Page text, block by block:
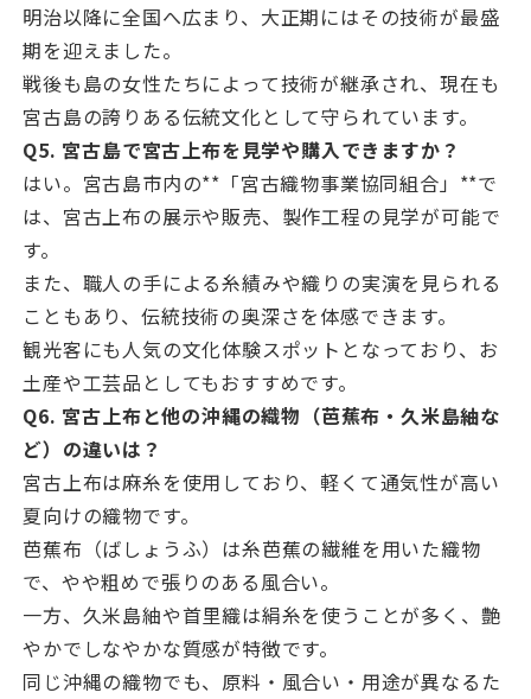
明治以降に全国へ広まり、大正期にはその技術が最盛
期を迎えました。
戦後も島の女性たちによって技術が継承され、現在も
宮古島の誇りある伝統文化として守られています。
Q5. 宮古島で宮古上布を見学や購入できますか？
はい。宮古島市内の**「宮古織物事業協同組合」**で
は、宮古上布の展示や販売、製作工程の見学が可能で
す。
また、職人の手による糸績みや織りの実演を見られる
こともあり、伝統技術の奥深さを体感できます。
観光客にも人気の文化体験スポットとなっており、お
土産や工芸品としてもおすすめです。
Q6. 宮古上布と他の沖縄の織物（芭蕉布・久米島紬な
ど）の違いは？
宮古上布は麻糸を使用しており、軽くて通気性が高い
夏向けの織物です。
芭蕉布（ばしょうふ）は糸芭蕉の繊維を用いた織物
で、やや粗めで張りのある風合い。
一方、久米島紬や首里織は絹糸を使うことが多く、艶
やかでしなやかな質感が特徴です。
同じ沖縄の織物でも、原料・風合い・用途が異なるた